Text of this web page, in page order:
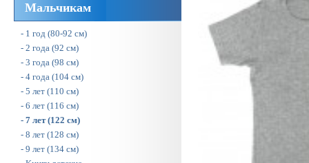
Мальчикам
- 1 год (80-92 см)
- 2 года (92 см)
- 3 года (98 см)
- 4 года (104 см)
- 5 лет (110 см)
- 6 лет (116 см)
- 7 лет (122 см)
- 8 лет (128 см)
- 9 лет (134 см)